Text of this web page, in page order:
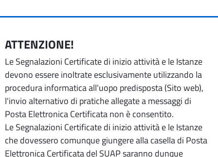
ATTENZIONE!
Le Segnalazioni Certificate di inizio attività e le Istanze
devono essere inoltrate esclusivamente utilizzando la
procedura informatica all'uopo predisposta (Sito web),
l'invio alternativo di pratiche allegate a messaggi di
Posta Elettronica Certificata non è consentito.
Le Segnalazioni Certificate di inizio attività e le Istanze
che dovessero comunque giungere alla casella di Posta
Elettronica Certificata del SUAP saranno dunque